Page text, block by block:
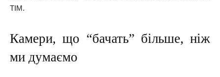
ТІМ.
Камери, що “бачать” більше, ніж
ми думаємо